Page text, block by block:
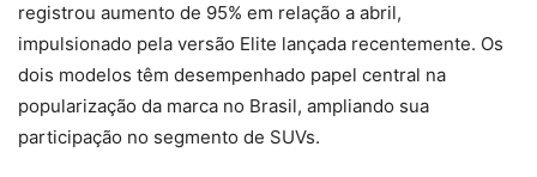
registrou aumento de 95% em relação a abril,
impulsionado pela versão Elite lançada recentemente. Os
dois modelos têm desempenhado papel central na
popularização da marca no Brasil, ampliando sua
participação no segmento de SUVs.